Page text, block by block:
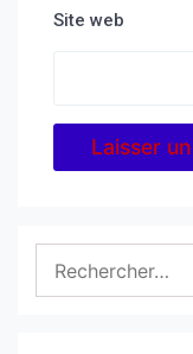
Site web